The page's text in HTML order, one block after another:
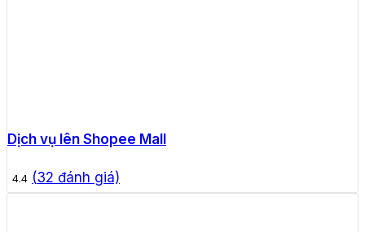
Dịch vụ lên Shopee Mall
4.4 (32 đánh giá)